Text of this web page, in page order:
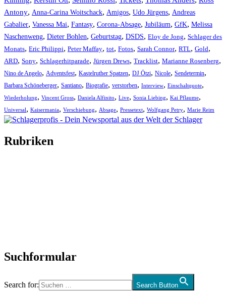
Antony, Anna-Carina Woitschack, Amigos, Udo Jürgens, Andreas
Gabalier, Vanessa Mai, Fantasy, Corona-Absage, Jubiläum, GfK, Melissa
Naschenweng, Dieter Bohlen, Geburtstag, DSDS, Eloy de Jong, Schlager des
Monats, Eric Philippi, Peter Maffay, tot, Fotos, Sarah Connor, RTL, Gold,
ARD, Sony, Schlagerhitparade, Jürgen Drews, Tracklist, Marianne Rosenberg,
Nino de Angelo, Adventsfest, Kastelruther Spatzen, DJ Ötzi, Nicole, Sendetermin,
Barbara Schöneberger, Santiano, Biografie, verstorben, Interview, Einschaltquote,
Wiederholung, Vincent Gross, Daniela Alfinito, Live, Sonia Liebing, Kai Pflaume,
Universal, Kaisermania, Verschiebung, Absage, Pressetext, Wolfgang Petry, Marie Reim
Rubriken
Suchformular
Search for: Search Button